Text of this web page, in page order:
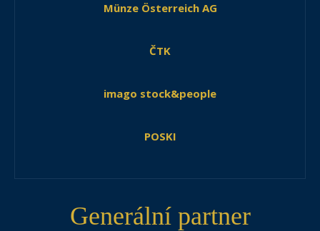
Münze Österreich AG
ČTK
imago stock&people
POSKI
Generální partner